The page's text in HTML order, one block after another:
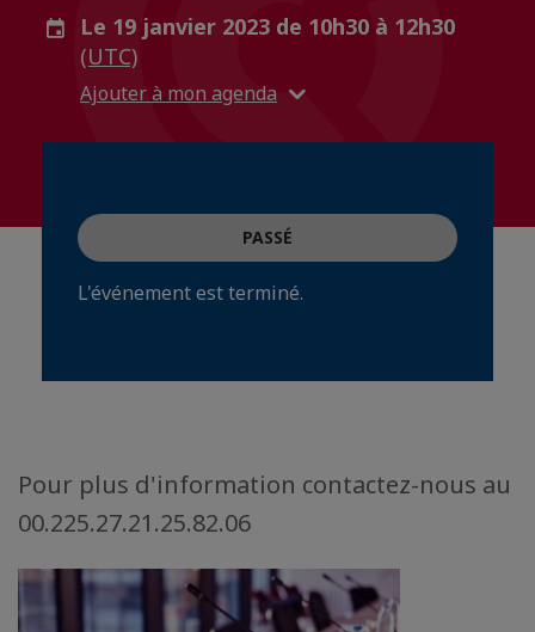
Le 19 janvier 2023 de 10h30 à 12h30
(UTC)
Ajouter à mon agenda
PASSÉ
L'événement est terminé.
Pour plus d'information contactez-nous au
00.225.27.21.25.82.06